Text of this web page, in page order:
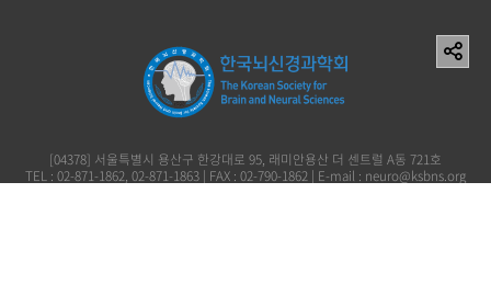
[04378] 서울특별시 용산구 한강대로 95, 래미안용산 더 센트럴 A동 721호
TEL : 02-871-1862, 02-871-1863 | FAX : 02-790-1862 | E-mail : neuro@ksbns.org